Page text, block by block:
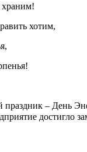
хотим,
– День
достигло